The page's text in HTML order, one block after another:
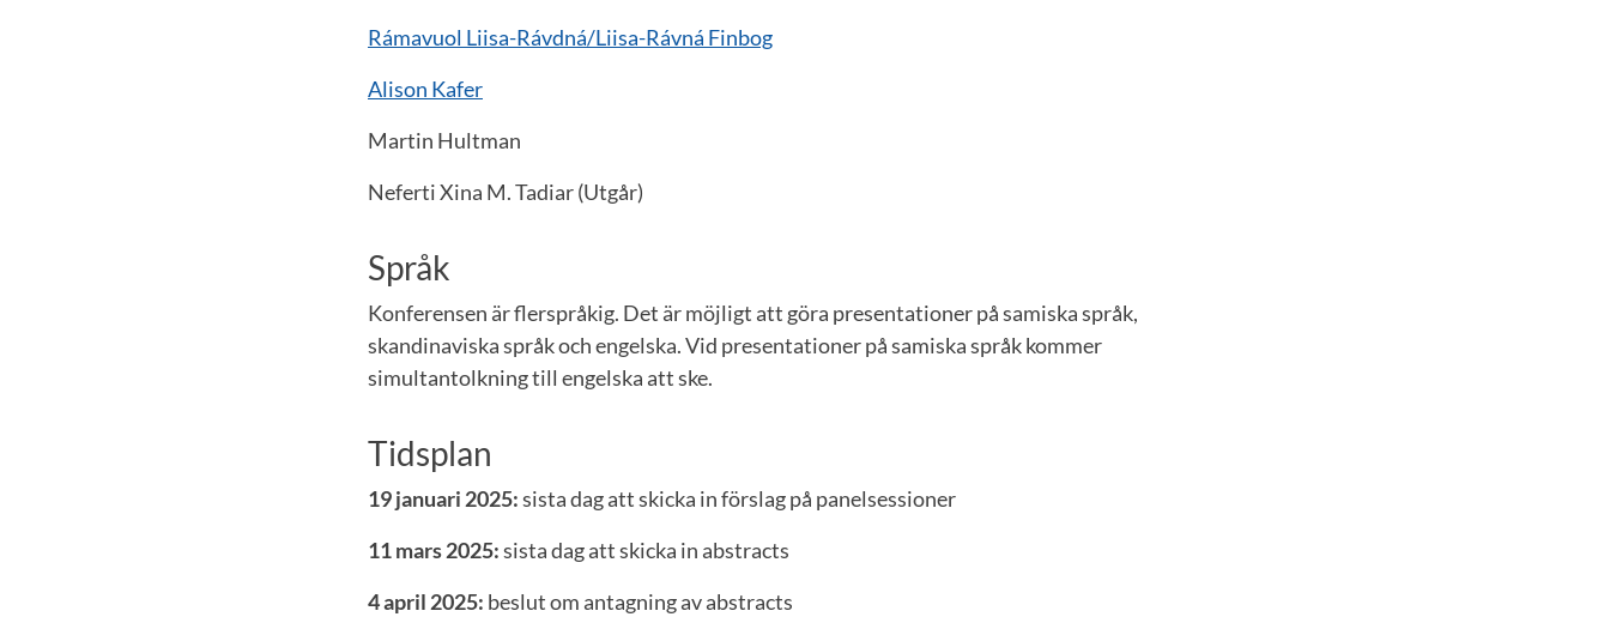
Rámavuol Liisa-Rávdná/Liisa-Rávná Finbog
Alison Kafer
Martin Hultman
Neferti Xina M. Tadiar (Utgår)
Språk
Konferensen är flerspråkig. Det är möjligt att göra presentationer på samiska språk,
skandinaviska språk och engelska. Vid presentationer på samiska språk kommer
simultantolkning till engelska att ske.
Tidsplan
19 januari 2025:sista dag att skicka in förslag på panelsessioner
11 mars 2025:sista dag att skicka in abstracts
4 april 2025: beslut om antagning av abstracts